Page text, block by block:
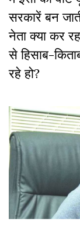
सरकारें बन
नेता क्या कर
से हिसाब-
रहे हो?